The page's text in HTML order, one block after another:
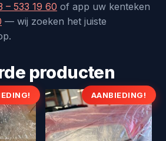
– 533 19 60 of app uw kenteken
— wij zoeken het juiste
producten
AANBIEDING!